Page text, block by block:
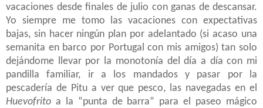
vacaciones desde finales de julio con ganas de descansar.
Yo siempre me tomo las vacaciones con expectativas
bajas, sin hacer ningún plan por adelantado (si acaso una
semanita en barco por Portugal con mis amigos) tan solo
dejándome llevar por la monotonía del día a día con mi
pandilla familiar, ir a los mandados y pasar por la
pescadería de Pitu a ver que pesco, las navegadas en el
Huevofrito a la “punta de barra” para el paseo mágico